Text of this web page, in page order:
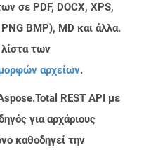
σε PDF, DOCX, XPS,
BMP), MD και άλλα.
των
αρχείων.
REST API με
για αρχάριους
καθοδηγεί την